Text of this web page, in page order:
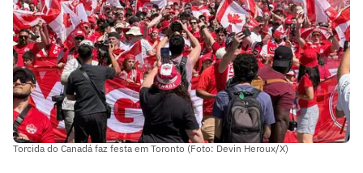
Torcida do Canadá faz festa em Toronto (Foto: Devin Heroux/X)